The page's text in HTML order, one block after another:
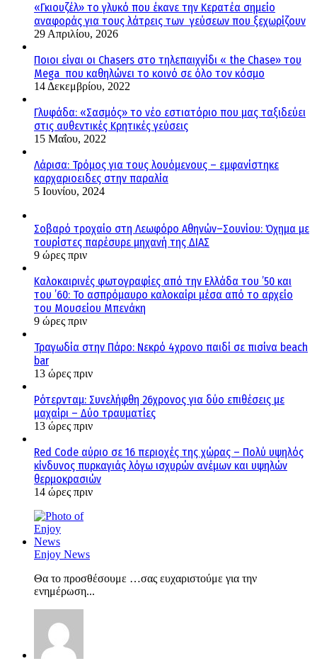
«Γκιουζέλ» το γλυκό που έκανε την Κερατέα σημείο
αναφοράς για τους λάτρεις των γεύσεων που ξεχωρίζουν
29 Απριλίου, 2026
Ποιοι είναι οι Chasers στο τηλεπαιχνίδι « the Chase» του
Mega που καθηλώνει το κοινό σε όλο τον κόσμο
14 Δεκεμβρίου, 2022
Γλυφάδα: «Σασμός» το νέο εστιατόριο που μας ταξιδεύει
στις αυθεντικές Κρητικές γεύσεις
15 Μαΐου, 2022
Λάρισα: Τρόμος για τους λουόμενους – εμφανίστηκε
καρχαριοειδες στην παραλία
5 Ιουνίου, 2024
Σοβαρό τροχαίο στη Λεωφόρο Αθηνών–Σουνίου: Όχημα με
τουρίστες παρέσυρε μηχανή της ΔΙΑΣ
9 ώρες πριν
Καλοκαιρινές φωτογραφίες από την Ελλάδα του ’50 και
του ’60: Το ασπρόμαυρο καλοκαίρι μέσα από το αρχείο
του Μουσείου Μπενάκη
9 ώρες πριν
Τραγωδία στην Πάρο: Νεκρό 4χρονο παιδί σε πισίνα beach
bar
13 ώρες πριν
Ρότερνταμ: Συνελήφθη 26χρονος για δύο επιθέσεις με
μαχαίρι – Δύο τραυματίες
13 ώρες πριν
Red Code αύριο σε 16 περιοχές της χώρας – Πολύ υψηλός
κίνδυνος πυρκαγιάς λόγω ισχυρών ανέμων και υψηλών
θερμοκρασιών
14 ώρες πριν
Enjoy News
Θα το προσθέσουμε …σας ευχαριστούμε για την
ενημέρωση...